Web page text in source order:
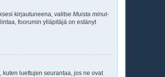
kirjautuneena, valitse Muista minut-
foorumin ylläpitäjä on estänyt
kuten luettujen seurantaa, jos ne ovat